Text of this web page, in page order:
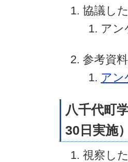
協議し
アン
参考資料
アン
八千代町
30日実施
視察し